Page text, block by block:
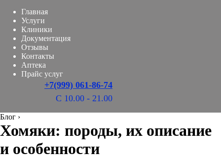
Главная
Услуги
Клиники
Документация
Отзывы
Контакты
Аптека
Прайс услуг
+7(999) 061-86-74
С 10.00 - 21.00
Блог ›
Хомяки: породы, их описание
и особенности